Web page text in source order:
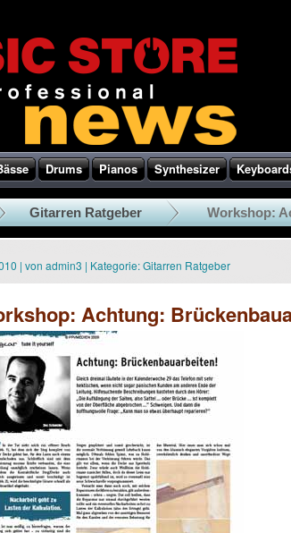
Drums Pianos Synthesizer
Gitarren Ratgeber Workshop:
| von admin3 | Kategorie:Gitarren Ratgeber
Achtung: